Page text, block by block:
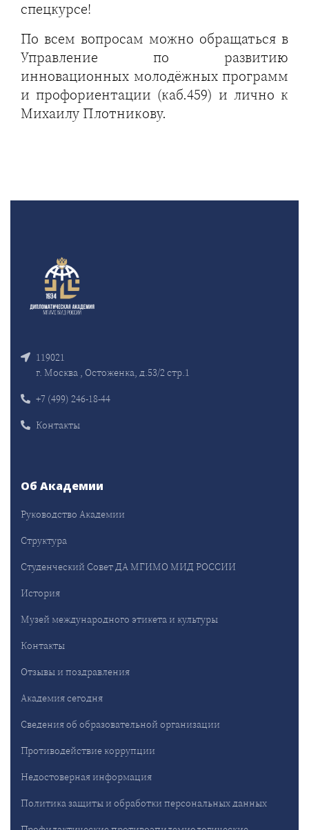
спецкурсе!
По всем вопросам можно обращаться в
Управление по развитию
инновационных молодёжных программ
и профориентации (каб.459) и лично к
Михаилу Плотникову.
119021
г. Москва , Остоженка, д.53/2 стр.1
+7 (499) 246-18-44
Контакты
Об Академии
Руководство Академии
Структура
Студенческий Совет ДА МГИМО МИД РОССИИ
История
Музей международного этикета и культуры
Контакты
Отзывы и поздравления
Академия сегодня
Сведения об образовательной организации
Противодействие коррупции
Недостоверная информация
Политика защиты и обработки персональных данных